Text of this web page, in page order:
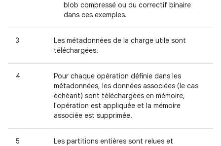
blob compressé ou du correctif binaire
dans ces exemples.
3
Les métadonnées de la charge utile sont
téléchargées.
4
Pour chaque opération définie dans les
métadonnées, les données associées (le cas
échéant) sont téléchargées en mémoire,
l'opération est appliquée et la mémoire
associée est supprimée.
5
Les partitions entières sont relues et